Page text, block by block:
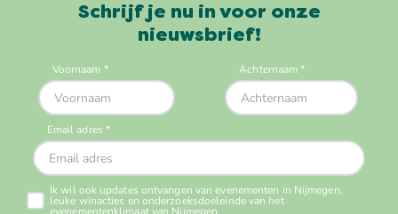
Schrijf je nu in voor onze
nieuwsbrief!